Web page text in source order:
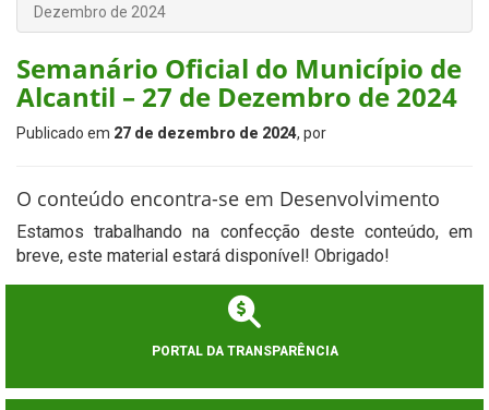
Dezembro de 2024
Semanário Oficial do Município de
Alcantil – 27 de Dezembro de 2024
Publicado em 27 de dezembro de 2024, por
O conteúdo encontra-se em Desenvolvimento
Estamos trabalhando na confecção deste conteúdo, em
breve, este material estará disponível! Obrigado!
PORTAL DA TRANSPARÊNCIA